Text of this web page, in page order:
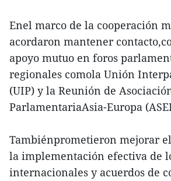
Enel marco de la cooperación
acordaron mantener
apoyo mutuo en foros
regionales comola Unión
(UIP) y la Reunión de
ParlamentariaAsia-Europa
Tambiénprometieron mejorar
la implementación efectiva de
internacionales y acuerdos de